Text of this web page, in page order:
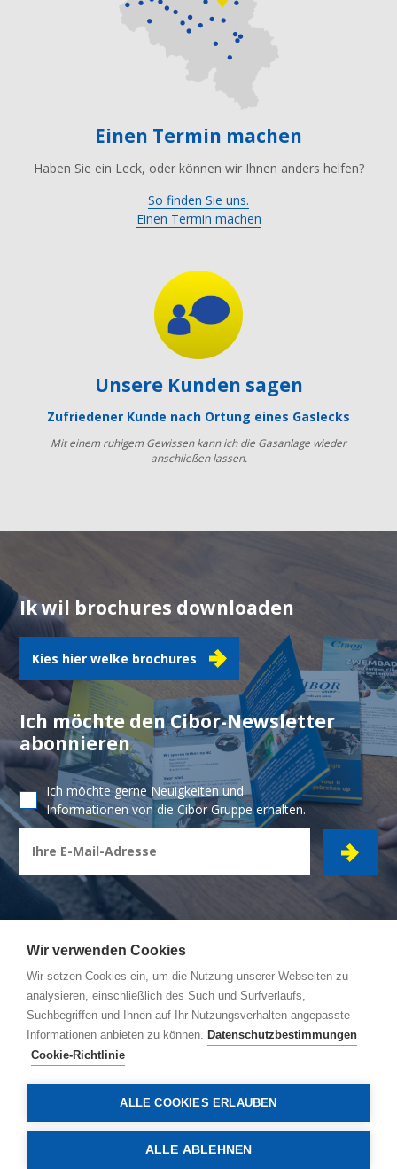
Einen Termin machen
Haben Sie ein Leck, oder können wir Ihnen anders helfen?
So finden Sie uns.
Einen Termin machen
Unsere Kunden sagen
Zufriedener Kunde nach Ortung eines Gaslecks
Mit einem ruhigem Gewissen kann ich die Gasanlage wieder
anschließen lassen.
Ik wil brochures downloaden
Kies hier welke brochures
Ich möchte den Cibor-Newsletter
abonnieren
Ich möchte gerne Neuigkeiten und
Informationen von die Cibor Gruppe erhalten.
CIBOR GRUPPE- Ambachtsstraat 7 - 2450 Meerhout
Reiseroute
Allgemeine Bedingungen
Datenschutzbestimmungen
Cookie-Richtlinie
© Copyright 2026, Cibor
Wir verwenden Cookies
Wir setzen Cookies ein, um die Nutzung unserer Webseiten zu
analysieren, einschließlich des Such und Surfverlaufs,
Suchbegriffen und Ihnen auf Ihr Nutzungsverhalten angepasste
Informationen anbieten zu können. Datenschutzbestimmungen
Cookie-Richtlinie
ALLE COOKIES ERLAUBEN
ALLE ABLEHNEN